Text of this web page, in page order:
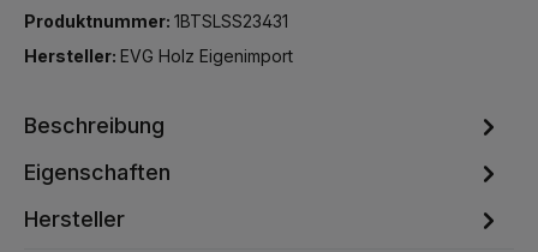
Produktnummer: 1BTSLSS23431
Hersteller: EVG Holz Eigenimport
Beschreibung
Eigenschaften
Hersteller